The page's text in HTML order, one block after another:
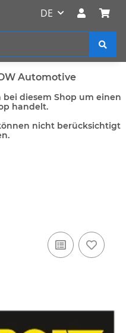
DE
Automotive
bei diesem Shop um einen
handelt.
nicht berücksichtigt